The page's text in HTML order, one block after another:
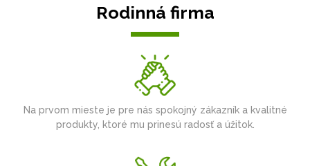
Rodinná firma
Na prvom mieste je pre nás spokojný zákazník a kvalitné
produkty, ktoré mu prinesú radosť a úžitok.